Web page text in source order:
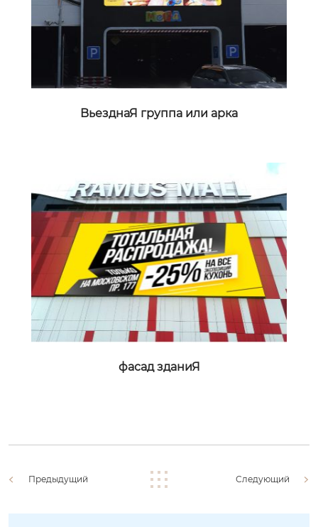
BьезднаЯ группа или арка
фасад зданиЯ
Предыдущий Следующий